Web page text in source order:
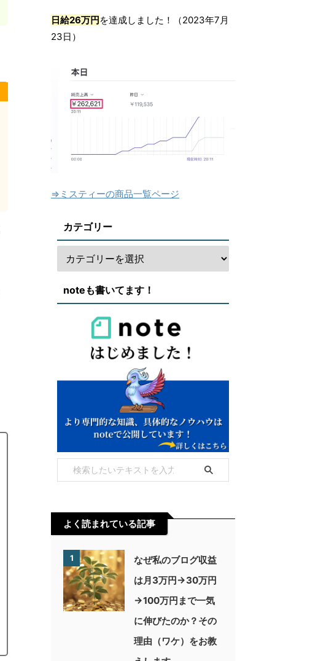
日給26万円 を達成しました！（2023年7月
23日）
⇒ミスティーの商品一覧ページ
カテゴリー
noteも書いてます！
よく読まれている記事
1
なぜ私のブログ収益
は月3万円→30万円
→100万円まで一気
に伸びたのか？その
理由（ワケ）をお教